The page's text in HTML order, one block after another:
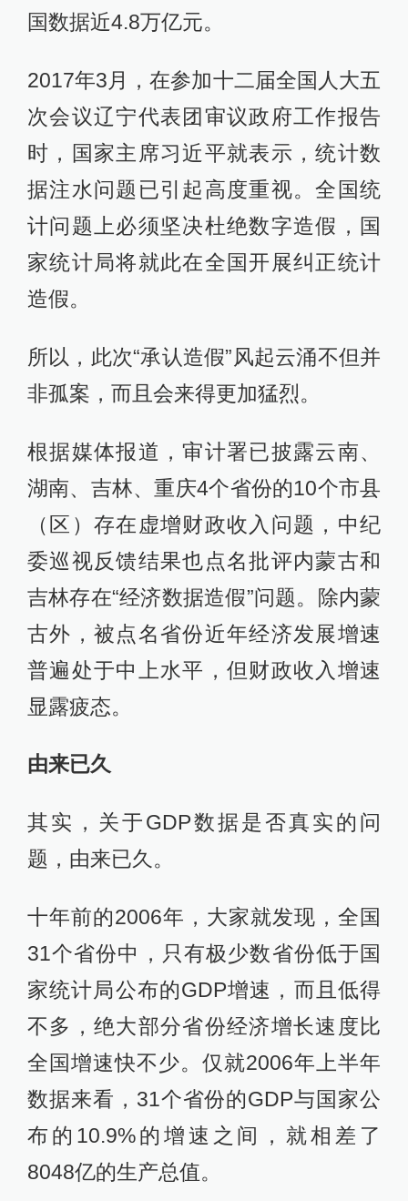
国数据近4.8万亿元。
2017年3月，在参加十二届全国人大五
次会议辽宁代表团审议政府工作报告
时，国家主席习近平就表示，统计数
据注水问题已引起高度重视。全国统
计问题上必须坚决杜绝数字造假，国
家统计局将就此在全国开展纠正统计
造假。
所以，此次“承认造假”风起云涌不但并
非孤案，而且会来得更加猛烈。
根据媒体报道，审计署已披露云南、
湖南、吉林、重庆4个省份的10个市县
（区）存在虚增财政收入问题，中纪
委巡视反馈结果也点名批评内蒙古和
吉林存在“经济数据造假”问题。除内蒙
古外，被点名省份近年经济发展增速
普遍处于中上水平，但财政收入增速
显露疲态。
由来已久
其实，关于GDP数据是否真实的问
题，由来已久。
十年前的2006年，大家就发现，全国
31个省份中，只有极少数省份低于国
家统计局公布的GDP增速，而且低得
不多，绝大部分省份经济增长速度比
全国增速快不少。仅就2006年上半年
数据来看，31个省份的GDP与国家公
布的10.9%的增速之间，就相差了
8048亿的生产总值。